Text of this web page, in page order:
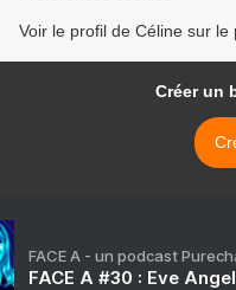
Voir le profil de Céline sur le
Créer un
FACE A - un podcast
FACE A #30 : Eve